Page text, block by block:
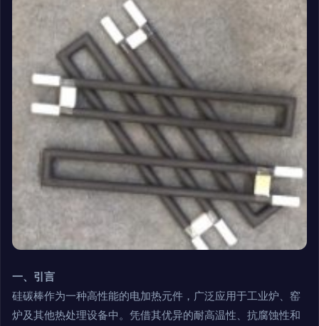
一、引言
硅碳棒作为一种高性能的电加热元件，广泛应用于工业炉、窑
炉及其他热处理设备中。凭借其优异的耐高温性、抗腐蚀性和